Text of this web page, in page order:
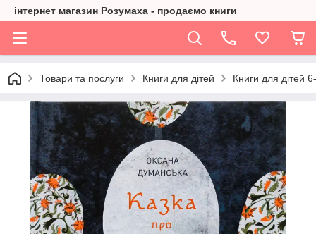
інтернет магазин Розумаха - продаємо книги
Товари та послуги Книги для дітей Книги для дітей